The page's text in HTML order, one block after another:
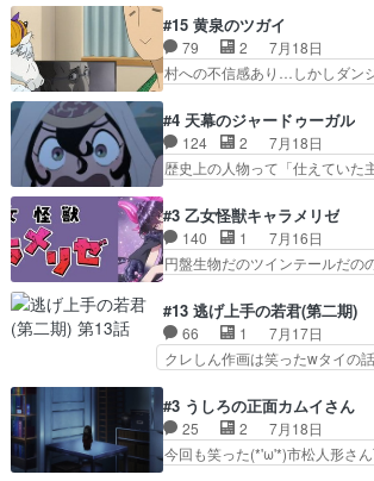
の何もない日常※もっと密着…
い。キュアエクレール… ・解
で謎解きさせるスタ…
コミどころが多すぎてある意
くスカッっとしたずっと苦痛
人の心があってよかった。
と決別する回柚子を傷つけ
守る姿や祖母の語る玲夜の眼
ど、ラブコメの主役にも魅力
尽に虐げられ、我慢を強い…
#15 黄泉のツガイ
79 2
7月18日
村への不信感あり…しかしダ
ジとの思い出を振り返るユル
れの思惑が複雑に絡み合い、
人になりたいのに、犬がそ
「俺は側にいる」と言って
存在だったからこそ真実が重
ねてきた信頼があるからこそ
ーモア全開爆笑シーンが普…
#4 天幕のジャードゥーガル
124 2
7月18日
歴史上の人物って「仕えて
した側にも人としての温かい
クタニは本を奪うために起こ
なた達には当たり前でも私
がモンゴルの暮らしに慣れ
になんか既視感を覚えるけど
憎むべき人であり、かつての
くっとした。そういう方向…
#3 乙女怪獣キャラメリゼ
140 1
7月16日
円盤生物だのツインテール
クロたんのちょっとしたサー
設定の作品だね。夢の国デー
になってたので見てみたけ
トでそのチョイスは一発ア
お互いの誤解が解けてよかっ
始めるくらい最高だったな…
に生きたいのにそれを…
#13 逃げ上手の若君(第二期)
66 1
7月17日
クレしん作画は笑ったwタイ
の講談から始まり途中も実写
らずコミカルなKAMAKURA
ていただきました！待ちに
だけれどもぉ2期目の導入も
#3 うしろの正面カムイさん
25 2
7月18日
今回も笑った(*'ω'*)市松人形